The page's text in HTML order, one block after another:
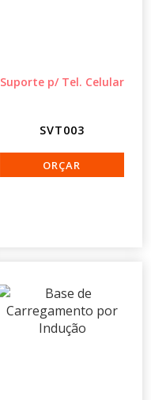
Suporte p/ Tel. Celular
SVT003